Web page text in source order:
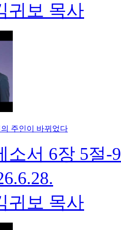
귀보 목사
주인이 바뀌었다
소서 6장 5절-
귀보 목사